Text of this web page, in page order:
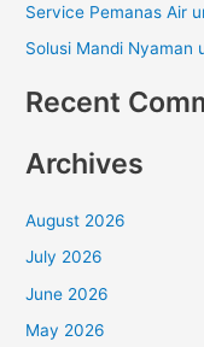
:
Service Pemanas Air
Solusi Mandi Nyaman
Recent
Archives
August 2026
July 2026
June 2026
May 2026